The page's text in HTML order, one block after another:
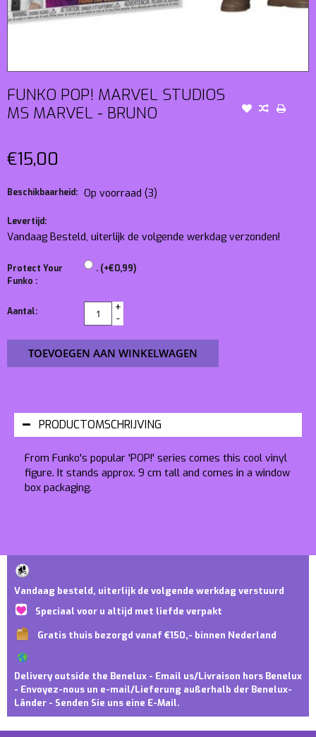
FUNKO POP! MARVEL STUDIOS
MS MARVEL - BRUNO
€15,00
Beschikbaarheid: Op voorraad (3)
Levertijd:
Vandaag Besteld, uiterlijk de volgende werkdag verzonden!
Protect Your
Funko :
. (+€0,99)
Aantal:
+
-
TOEVOEGEN AAN WINKELWAGEN
PRODUCTOMSCHRIJVING
From Funko's popular 'POP!' series comes this cool vinyl
figure. It stands approx. 9 cm tall and comes in a window
box packaging.
Vandaag besteld, uiterlijk de volgende werkdag verstuurd
Speciaal voor u altijd met liefde verpakt
Gratis thuis bezorgd vanaf €150,- binnen Nederland
Delivery outside the Benelux - Email us/Livraison hors Benelux
- Envoyez-nous un e-mail/Lieferung außerhalb der Benelux-
Länder - Senden Sie uns eine E-Mail.